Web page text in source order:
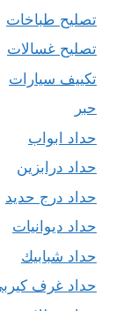
تصليح طباخات
تصليح غسالات
تكييف سيارات
حبر
حداد ابواب
حداد درابزين
حداد درج حديد
حداد ديوانيات
حداد شبابيك
حداد غرف